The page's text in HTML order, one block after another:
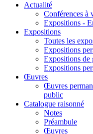
Actualité
Conférences à
Expositions -
Expositions
Toutes les
Expositions
Expositions de
Expositions
Œuvres
Œuvres
public
Catalogue raisonné
Notes
Préambule
Œuvres